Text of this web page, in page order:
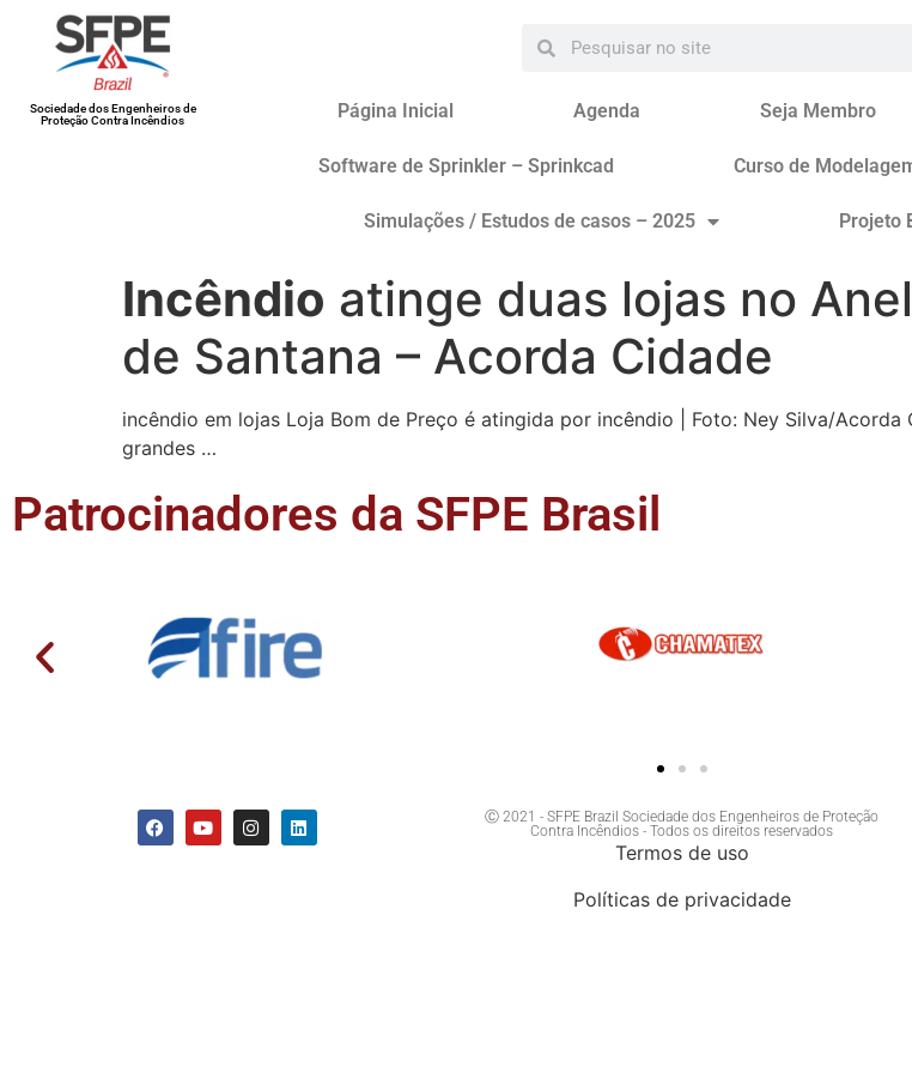
Sociedade dos Engenheiros de
Proteção Contra Incêndios
Página Inicial Agenda Seja Membro
Software de Sprinkler – Sprinkcad Curso de
Simulações / Estudos de casos – 2025 Projeto
Incêndio atinge duas lojas no
de Santana – Acorda Cidade
incêndio em lojas Loja Bom de Preço é atingida por incêndio | Foto: Ney Silva/
grandes …
Patrocinadores da SFPE Brasil
Ⓒ 2021 - SFPE Brazil Sociedade dos Engenheiros de Proteção
Contra Incêndios - Todos os direitos reservados
Termos de uso
Políticas de privacidade